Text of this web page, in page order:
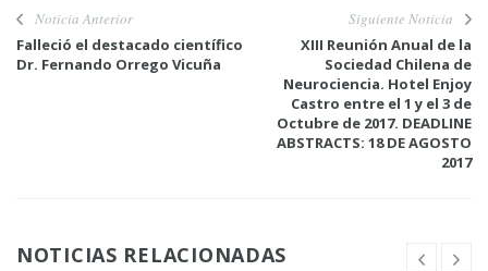
Noticia Anterior
Falleció el destacado científico
Dr. Fernando Orrego Vicuña
Siguiente Noticia
XIII Reunión Anual de la
Sociedad Chilena de
Neurociencia. Hotel Enjoy
Castro entre el 1 y el 3 de
Octubre de 2017. DEADLINE
ABSTRACTS: 18 DE AGOSTO
2017
NOTICIAS RELACIONADAS